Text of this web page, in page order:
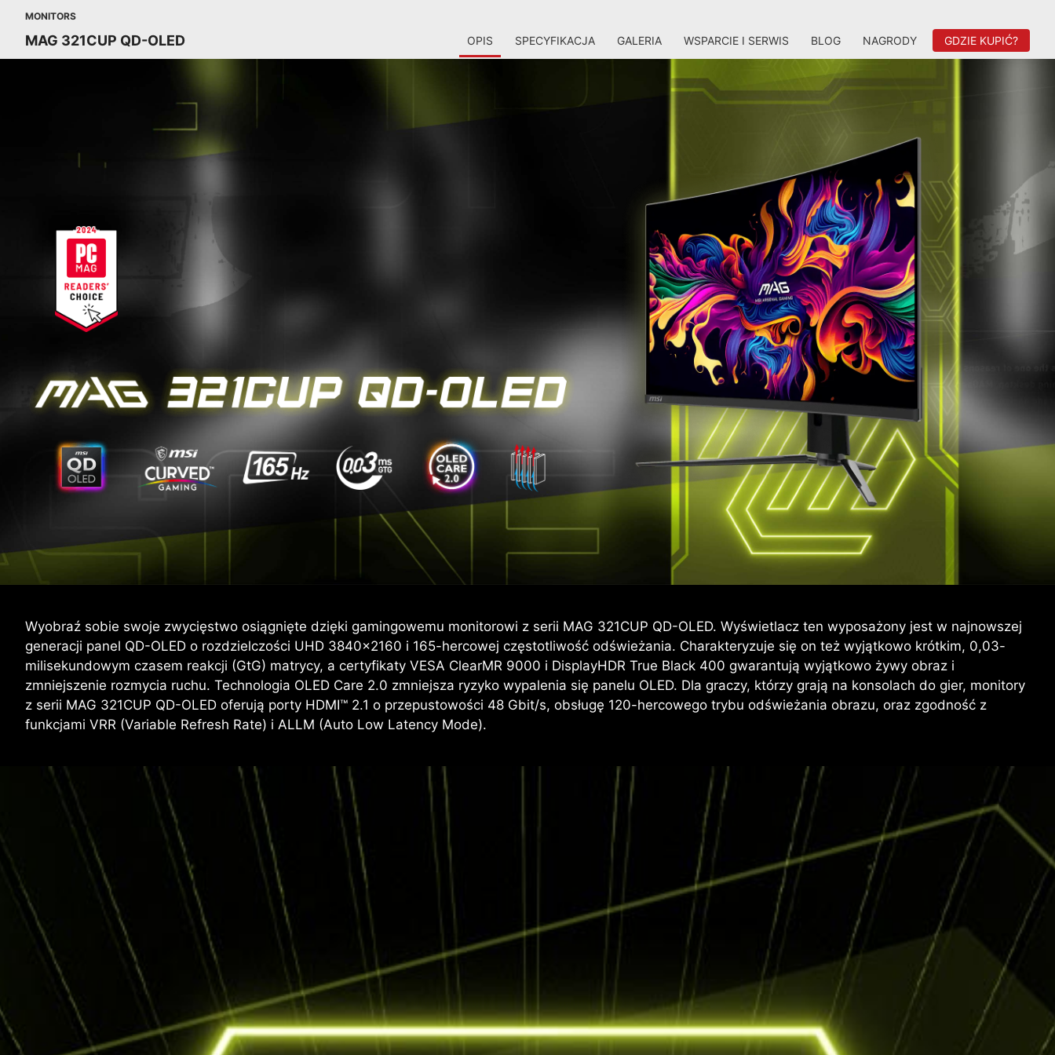
MONITORS
MAG 321CUP QD-OLED OPIS SPECYFIKACJA GALERIA WSPARCIE I SERWIS BLOG NAGRODY GDZIE KUPIĆ?
Wyobraź sobie swoje zwycięstwo osiągnięte dzięki gamingowemu monitorowi z serii MAG 321CUP QD-OLED. Wyświetlacz ten wyposażony jest w najnowszej
generacji panel QD-OLED o rozdzielczości UHD 3840x2160 i 165-hercowej częstotliwość odświeżania. Charakteryzuje się on też wyjątkowo krótkim, 0,03-
milisekundowym czasem reakcji (GtG) matrycy, a certyfikaty VESA ClearMR 9000 i DisplayHDR True Black 400 gwarantują wyjątkowo żywy obraz i
zmniejszenie rozmycia ruchu. Technologia OLED Care 2.0 zmniejsza ryzyko wypalenia się panelu OLED. Dla graczy, którzy grają na konsolach do gier, monitory
z serii MAG 321CUP QD-OLED oferują porty HDMI™ 2.1 o przepustowości 48 Gbit/s, obsługę 120-hercowego trybu odświeżania obrazu, oraz zgodność z
funkcjami VRR (Variable Refresh Rate) i ALLM (Auto Low Latency Mode).